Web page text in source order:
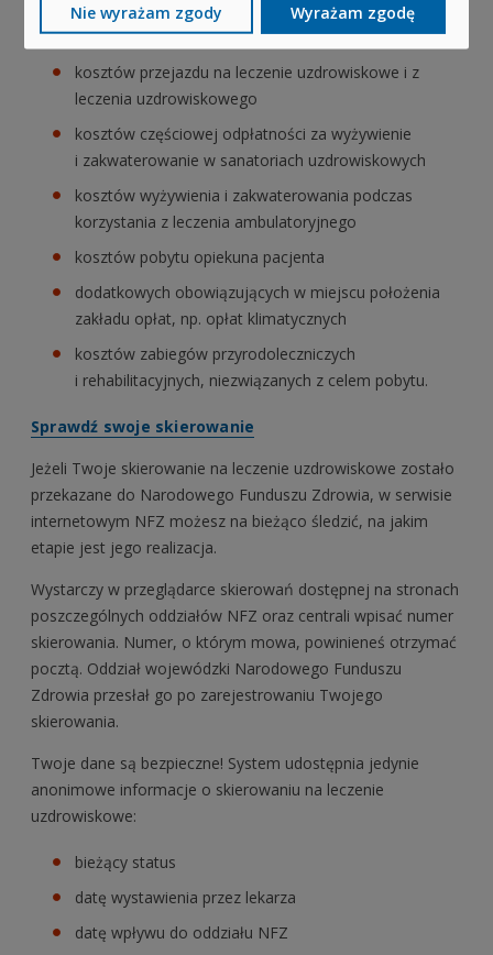
NFZ nie ponosi:
kosztów przejazdu na leczenie uzdrowiskowe i z
leczenia uzdrowiskowego
kosztów częściowej odpłatności za wyżywienie
i zakwaterowanie w sanatoriach uzdrowiskowych
kosztów wyżywienia i zakwaterowania podczas
korzystania z leczenia ambulatoryjnego
kosztów pobytu opiekuna pacjenta
dodatkowych obowiązujących w miejscu położenia
zakładu opłat, np. opłat klimatycznych
kosztów zabiegów przyrodoleczniczych
i rehabilitacyjnych, niezwiązanych z celem pobytu.
Sprawdź swoje skierowanie
Jeżeli Twoje skierowanie na leczenie uzdrowiskowe zostało
przekazane do Narodowego Funduszu Zdrowia, w serwisie
internetowym NFZ możesz na bieżąco śledzić, na jakim
etapie jest jego realizacja.
Wystarczy w przeglądarce skierowań dostępnej na stronach
poszczególnych oddziałów NFZ oraz centrali wpisać numer
skierowania. Numer, o którym mowa, powinieneś otrzymać
pocztą. Oddział wojewódzki Narodowego Funduszu
Zdrowia przesłał go po zarejestrowaniu Twojego
skierowania.
Twoje dane są bezpieczne! System udostępnia jedynie
anonimowe informacje o skierowaniu na leczenie
uzdrowiskowe:
bieżący status
datę wystawienia przez lekarza
datę wpływu do oddziału NFZ
Nie wyrażam zgody Wyrażam zgodę